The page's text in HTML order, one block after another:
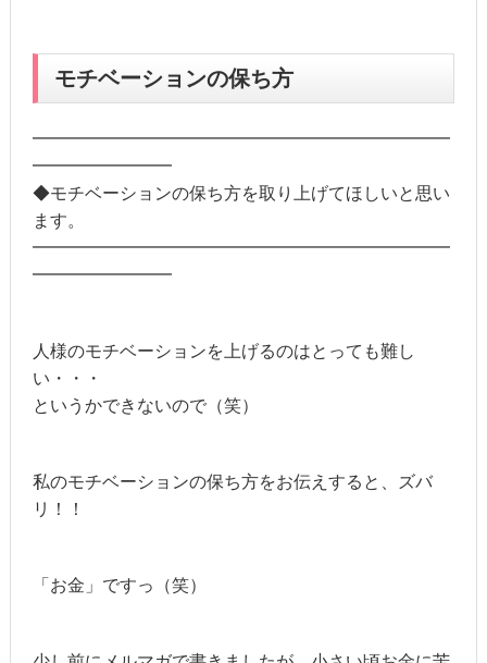
モチベーションの保ち方
━━━━━━━━━━━━━━━━━━━━━━━━
━━━━━━━━
◆モチベーションの保ち方を取り上げてほしいと思い
ます。
━━━━━━━━━━━━━━━━━━━━━━━━
━━━━━━━━
人様のモチベーションを上げるのはとっても難し
い・・・
というかできないので（笑）
私のモチベーションの保ち方をお伝えすると、ズバ
リ！！
「お金」ですっ（笑）